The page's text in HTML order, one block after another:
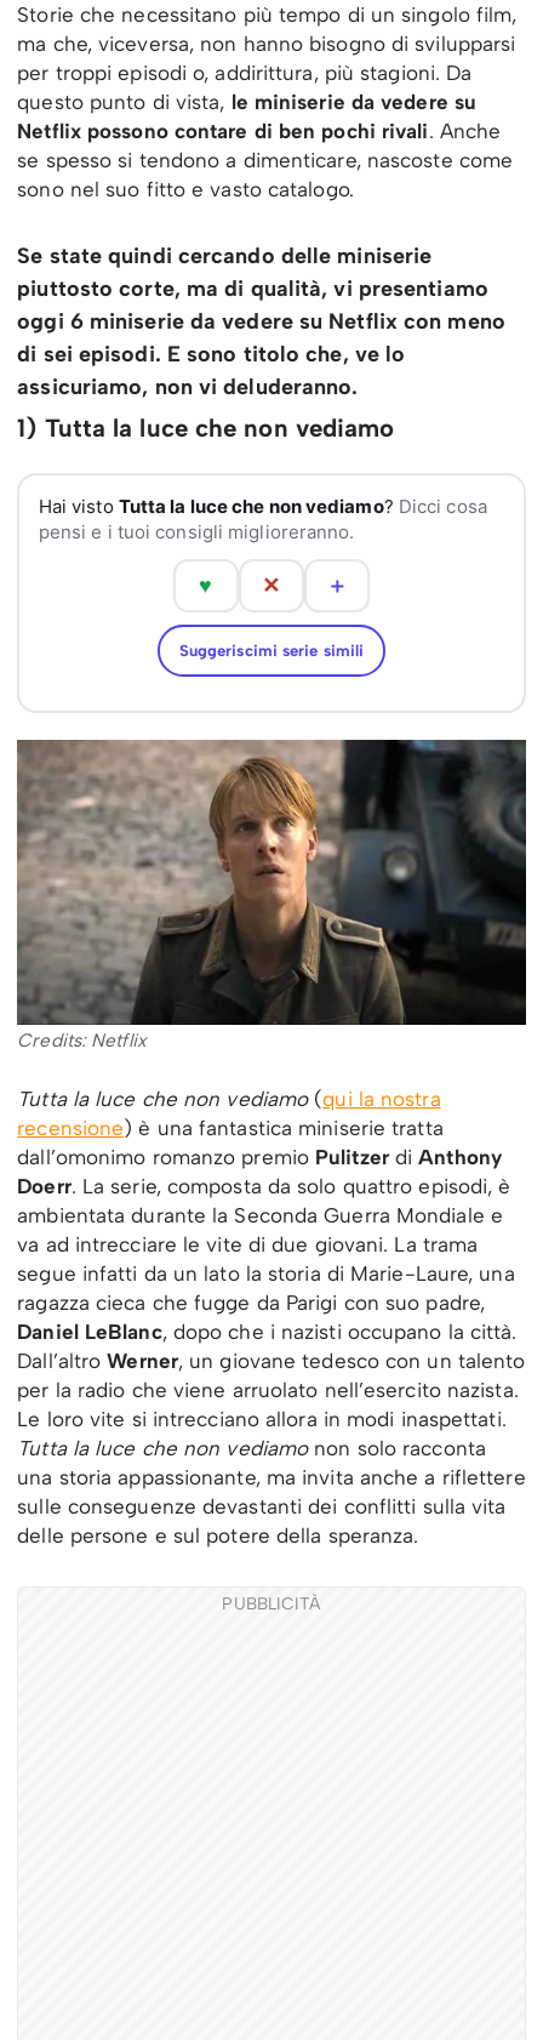
Storie che necessitano più tempo di un singolo film,
ma che, viceversa, non hanno bisogno di svilupparsi
per troppi episodi o, addirittura, più stagioni. Da
questo punto di vista, le miniserie da vedere su
Netflix possono contare di ben pochi rivali. Anche
se spesso si tendono a dimenticare, nascoste come
sono nel suo fitto e vasto catalogo.
Se state quindi cercando delle miniserie
piuttosto corte, ma di qualità, vi presentiamo
oggi 6 miniserie da vedere su Netflix con meno
di sei episodi. E sono titolo che, ve lo
assicuriamo, non vi deluderanno.
1) Tutta la luce che non vediamo
Hai visto Tutta la luce che non vediamo? Dicci cosa
pensi e i tuoi consigli miglioreranno.
♥ ✕ ＋
Suggeriscimi serie simili
Credits: Netflix
Tutta la luce che non vediamo(qui la nostra
recensione) è una fantastica miniserie tratta
dall’omonimo romanzo premio PulitzerdiAnthony
Doerr. La serie, composta da solo quattro episodi, è
ambientata durante la Seconda Guerra Mondiale e
va ad intrecciare le vite di due giovani. La trama
segue infatti da un lato la storia di Marie-Laure, una
ragazza cieca che fugge da Parigi con suo padre,
Daniel LeBlanc, dopo che i nazisti occupano la città.
Dall’altroWerner, un giovane tedesco con un talento
per la radio che viene arruolato nell’esercito nazista.
Le loro vite si intrecciano allora in modi inaspettati.
Tutta la luce che non vediamonon solo racconta
una storia appassionante, ma invita anche a riflettere
sulle conseguenze devastanti dei conflitti sulla vita
delle persone e sul potere della speranza.
PUBBLICITÀ